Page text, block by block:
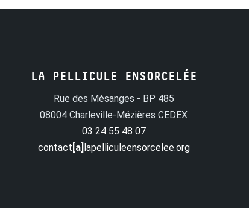
LA PELLICULE ENSORCELÉE
Rue des Mésanges - BP 485
08004 Charleville-Mézières CEDEX
03 24 55 48 07
contact [a] lapelliculeensorcelee.org